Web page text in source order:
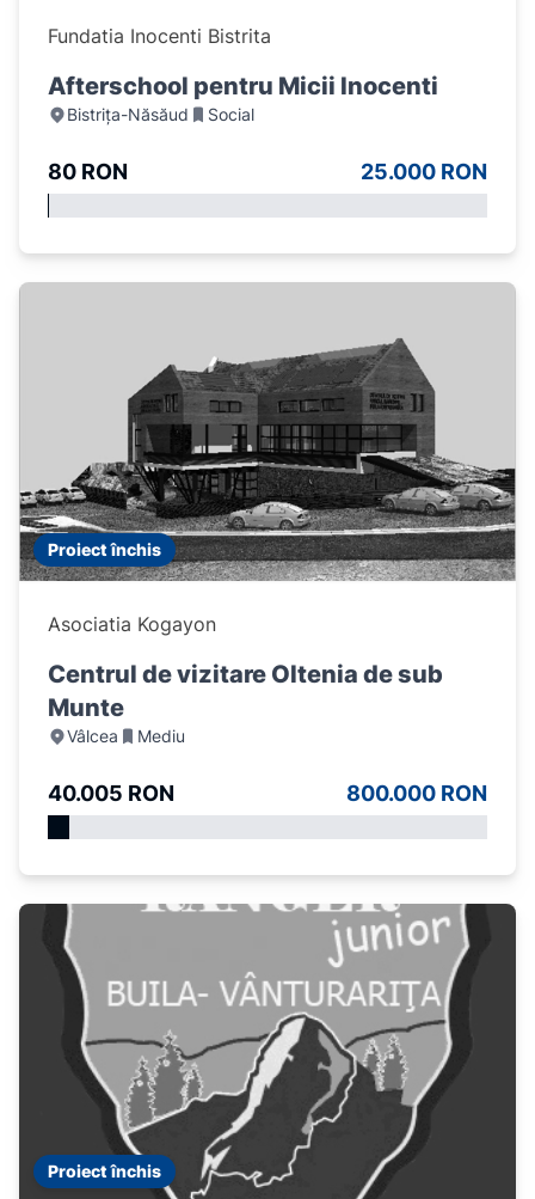
Fundatia Inocenti Bistrita
Afterschool pentru Micii Inocenti
Bistrița-Năsăud Social
80 RON 25.000 RON
Proiect închis
Asociatia Kogayon
Centrul de vizitare Oltenia de sub
Munte
Vâlcea Mediu
40.005 RON 800.000 RON
Proiect închis